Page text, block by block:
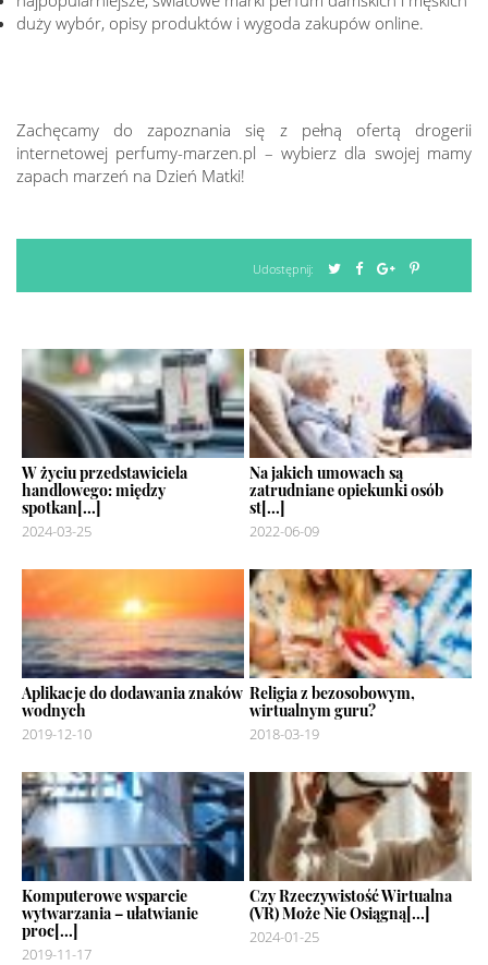
duży wybór, opisy produktów i wygoda zakupów online.
Zachęcamy do zapoznania się z pełną ofertą drogerii
internetowej perfumy-marzen.pl – wybierz dla swojej mamy
zapach marzeń na Dzień Matki!
Udostępnij:
W życiu przedstawiciela
handlowego: między
spotkan[...]
2024-03-25
Na jakich umowach są
zatrudniane opiekunki osób
st[...]
2022-06-09
Aplikacje do dodawania znaków
wodnych
2019-12-10
Religia z bezosobowym,
wirtualnym guru?
2018-03-19
Komputerowe wsparcie
wytwarzania – ułatwianie
proc[...]
2019-11-17
Czy Rzeczywistość Wirtualna
(VR) Może Nie Osiągną[...]
2024-01-25